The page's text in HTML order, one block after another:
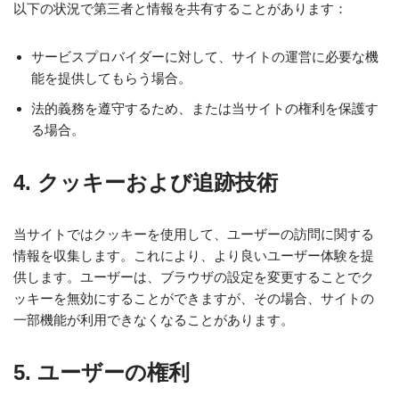
以下の状況で第三者と情報を共有することがあります：
サービスプロバイダーに対して、サイトの運営に必要な機
能を提供してもらう場合。
法的義務を遵守するため、または当サイトの権利を保護す
る場合。
4. クッキーおよび追跡技術
当サイトではクッキーを使用して、ユーザーの訪問に関する
情報を収集します。これにより、より良いユーザー体験を提
供します。ユーザーは、ブラウザの設定を変更することでク
ッキーを無効にすることができますが、その場合、サイトの
一部機能が利用できなくなることがあります。
5. ユーザーの権利